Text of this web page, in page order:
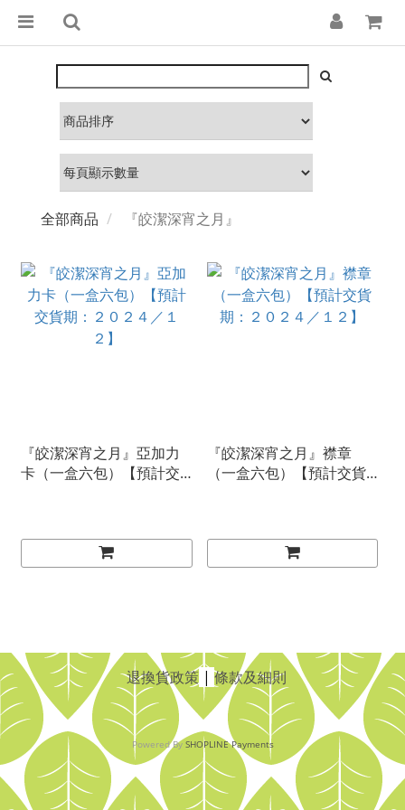
全部商品 『皎潔深宵之月』
『皎潔深宵之月』亞加力
卡（一盒六包）【預計交
『皎潔深宵之月』襟章
（一盒六包）【預計交貨
退換貨政策| 條款及細則
Powered BySHOPLINE Payments